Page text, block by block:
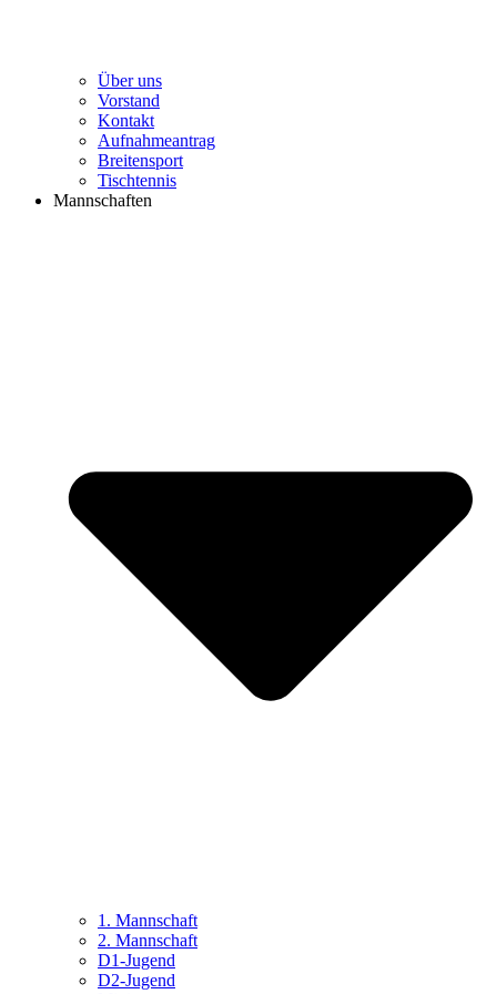
Über uns
Vorstand
Kontakt
Aufnahmeantrag
Breitensport
Tischtennis
Mannschaften
1. Mannschaft
2. Mannschaft
D1-Jugend
D2-Jugend